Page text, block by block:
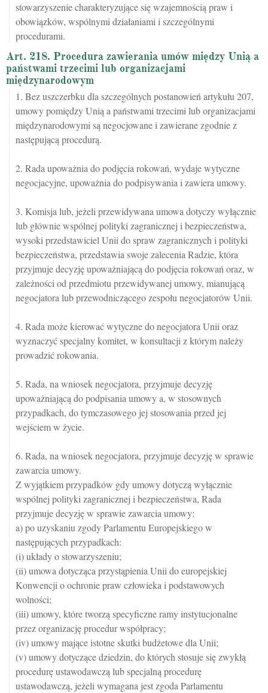
stowarzyszenie charakteryzujące się wzajemnością praw i
obowiązków, wspólnymi działaniami i szczególnymi
procedurami.
Art. 218. Procedura zawierania umów między Unią a
państwami trzecimi lub organizacjami
międzynarodowym
1. Bez uszczerbku dla szczególnych postanowień artykułu 207,
umowy pomiędzy Unią a państwami trzecimi lub organizacjami
międzynarodowymi są negocjowane i zawierane zgodnie z
następującą procedurą.
2. Rada upoważnia do podjęcia rokowań, wydaje wytyczne
negocjacyjne, upoważnia do podpisywania i zawiera umowy.
3. Komisja lub, jeżeli przewidywana umowa dotyczy wyłącznie
lub głównie wspólnej polityki zagranicznej i bezpieczeństwa,
wysoki przedstawiciel Unii do spraw zagranicznych i polityki
bezpieczeństwa, przedstawia swoje zalecenia Radzie, która
przyjmuje decyzję upoważniającą do podjęcia rokowań oraz, w
zależności od przedmiotu przewidywanej umowy, mianującą
negocjatora lub przewodniczącego zespołu negocjatorów Unii.
4. Rada może kierować wytyczne do negocjatora Unii oraz
wyznaczyć specjalny komitet, w konsultacji z którym należy
prowadzić rokowania.
5. Rada, na wniosek negocjatora, przyjmuje decyzję
upoważniającą do podpisania umowy a, w stosownych
przypadkach, do tymczasowego jej stosowania przed jej
wejściem w życie.
6. Rada, na wniosek negocjatora, przyjmuje decyzję w sprawie
zawarcia umowy.
Z wyjątkiem przypadków gdy umowy dotyczą wyłącznie
wspólnej polityki zagranicznej i bezpieczeństwa, Rada
przyjmuje decyzję w sprawie zawarcia umowy:
a) po uzyskaniu zgody Parlamentu Europejskiego w
następujących przypadkach:
(i) układy o stowarzyszeniu;
(ii) umowa dotycząca przystąpienia Unii do europejskiej
Konwencji o ochronie praw człowieka i podstawowych
wolności;
(iii) umowy, które tworzą specyficzne ramy instytucjonalne
przez organizację procedur współpracy;
(iv) umowy mające istotne skutki budżetowe dla Unii;
(v) umowy dotyczące dziedzin, do których stosuje się zwykłą
procedurę ustawodawczą lub specjalną procedurę
ustawodawczą, jeżeli wymagana jest zgoda Parlamentu